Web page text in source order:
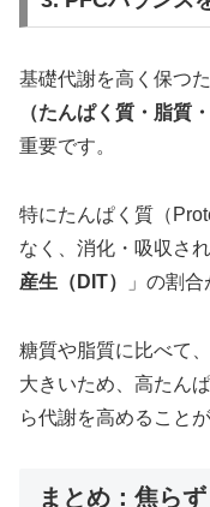
基礎代謝を高く保つ
（たんぱく質・脂質
重要です。
特にたんぱく質（
なく、消化・吸収さ
産生（DIT）
」の割
糖質や脂質に比べて
大きいため、高たん
ら代謝を高めること
まとめ：焦ら